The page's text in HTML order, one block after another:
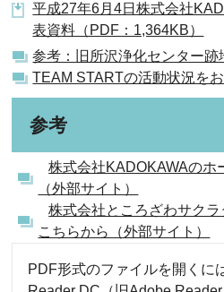
平成27年6月4日株式会社
表資料（PDF：1,364KB）
参考：旧所沢浄化センター跡
TEAM STARTの活動状況を
参考
株式会社KADOKAWAのホ
（外部サイト）
株式会社ところざわサク
こちらから（外部サイト）
PDF形式のファイルを開くに